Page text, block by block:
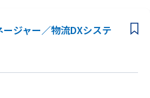
ワーク実施日数 (3H 以上）
／ 30H/月
メンバーとして活躍できます。
社会インフラを支えるお客様の課題解
適化に貢献できます。
ち得、円滑に業務を進められるコミュケ
ジャー／物流DXシステ